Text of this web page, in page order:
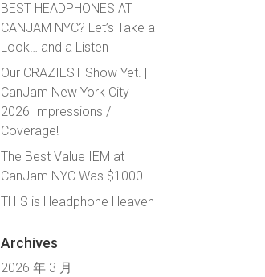
BEST HEADPHONES AT
CANJAM NYC? Let’s Take a
Look… and a Listen
Our CRAZIEST Show Yet. |
CanJam New York City
2026 Impressions /
Coverage!
The Best Value IEM at
CanJam NYC Was $1000…
THIS is Headphone Heaven
Archives
2026 年 3 月